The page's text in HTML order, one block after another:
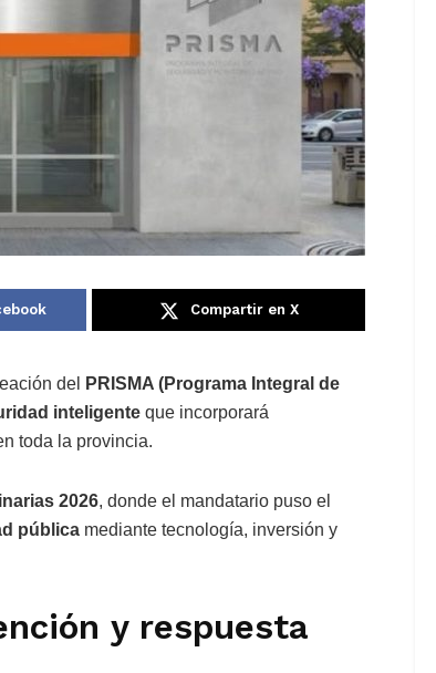
Compartir en X
del
PRISMA (Programa Integral de
inteligente que incorporará
toda la provincia.
2026, donde el mandatario puso el
pública mediante tecnología, inversión y
y respuesta